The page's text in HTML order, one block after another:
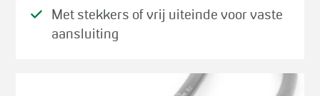
Met stekkers of vrij uiteinde voor vaste
aansluiting